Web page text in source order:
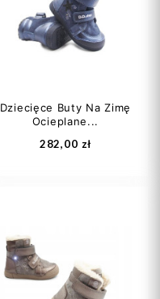
24
Dodaj do koszyka
Dziecięce Buty Na Zimę
Ocieplane...
282,00 zł
25 27
29